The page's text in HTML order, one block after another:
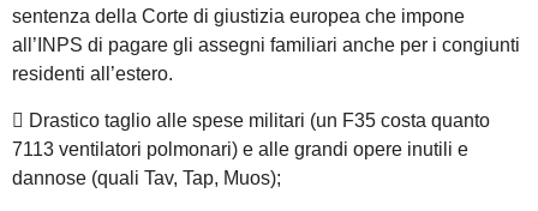
sentenza della Corte di giustizia europea che impone
all’INPS di pagare gli assegni familiari anche per i congiunti
residenti all’estero.
 Drastico taglio alle spese militari (un F35 costa quanto
7113 ventilatori polmonari) e alle grandi opere inutili e
dannose (quali Tav, Tap, Muos);